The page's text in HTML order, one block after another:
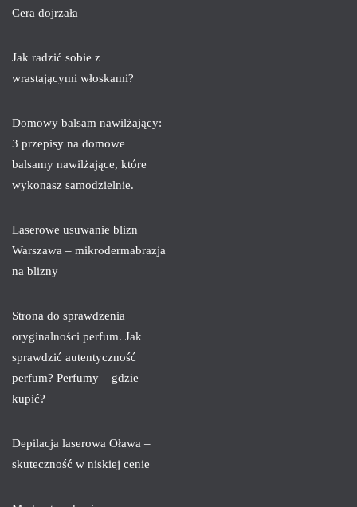
Cera dojrzała
Jak radzić sobie z
wrastającymi włoskami?
Domowy balsam nawilżający:
3 przepisy na domowe
balsamy nawilżające, które
wykonasz samodzielnie.
Laserowe usuwanie blizn
Warszawa – mikrodermabrazja
na blizny
Strona do sprawdzenia
oryginalności perfum. Jak
sprawdzić autentyczność
perfum? Perfumy – gdzie
kupić?
Depilacja laserowa Oława –
skuteczność w niskiej cenie